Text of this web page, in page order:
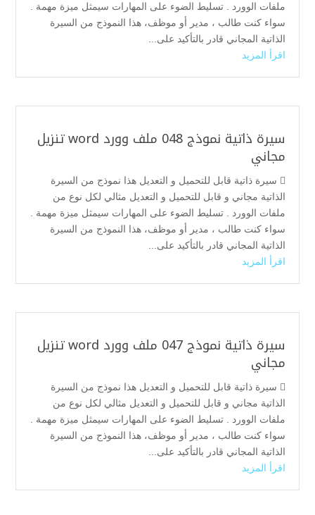
ملفات الوورد . تسليط الضوء على المهارات سيمثل ميزة مهمة .
سواء كنت طالب ، مدير أو موظف، هذا النموذج من السيرة
الذاتية المجاني قادر بالتأكيد على...
اقرأ المزيد
سيرة ذاتية نموذج 048 ملف وورد word تنزيل
مجاني
 سيرة ذاتية قابل للتحميل و التعديل هذا نموذج من السيرة
الذاتية مجاني و قابل للتحميل و التعديل مثالي لكل نوع من
ملفات الوورد . تسليط الضوء على المهارات سيمثل ميزة مهمة .
سواء كنت طالب ، مدير أو موظف، هذا النموذج من السيرة
الذاتية المجاني قادر بالتأكيد على...
اقرأ المزيد
سيرة ذاتية نموذج 047 ملف وورد word تنزيل
مجاني
 سيرة ذاتية قابل للتحميل و التعديل هذا نموذج من السيرة
الذاتية مجاني و قابل للتحميل و التعديل مثالي لكل نوع من
ملفات الوورد . تسليط الضوء على المهارات سيمثل ميزة مهمة .
سواء كنت طالب ، مدير أو موظف، هذا النموذج من السيرة
الذاتية المجاني قادر بالتأكيد على...
اقرأ المزيد